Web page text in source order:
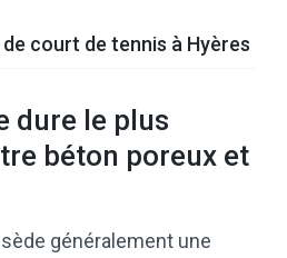
court de tennis à Hyères
dure le plus
béton poreux et
généralement une